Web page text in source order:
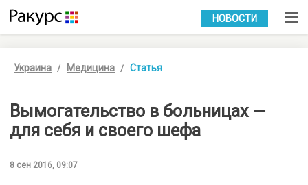
УКР РУС
НОВОСТИ
Украина Медицина Статья
Вымогательство в больницах —
для себя и своего шефа
8 сен 2016, 09:07